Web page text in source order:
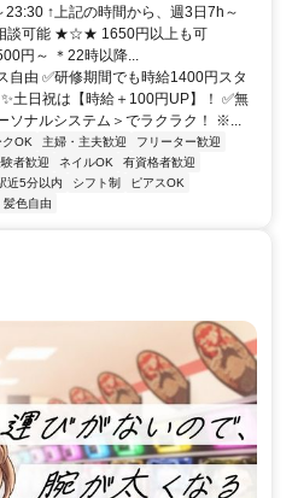
↑上記の時間から、週3日7h～
談可能 ★☆★ 1650円以上も可
円～ ＊22時以降...
自由 ✅研修期間でも時給1400円スタ
土日祝は【時給＋100円UP】！ ✅無
ソナルシステム＞でラクラク！ ※...
クOK 主婦・主夫歓迎
フリーター歓迎
者歓迎 ネイルOK
有資格者歓迎
近5分以内 シフト制
ピアスOK
髪色自由